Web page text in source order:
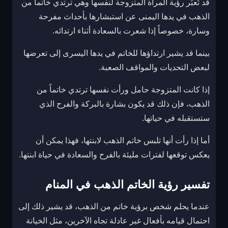
قد تُعبِّر رؤية المرأة المتزوجة لنفسها وهي ترتدي خاتماً من
الذهب في يدها اليمنى عن استبشارها بأحداث مفرحة
وسارة، خصوصاً إذا شعرت بالسعادة أثناء ارتدائه.
بينما قد يشير ارتداؤها للخاتم في يدها اليسرى إلى تعرضها
لبعض التحديات والمواقف الصعبة.
إذا كانت المتزوجة حامل ورأت نفسها ترتدي خاتماً من
الذهب، فإن ذلك قد يكون بشارة بالبركة والفرح الذي
ستستقبله في حياتها.
أما إذا رأت أنها تلبس خاتم الذهب لابنتها، فهذا يمكن أن
يعكس توقعها لفترات مليئة بالفرح والسعادة في حياة ابنتها.
تفسير رؤية الخاتم الذهب في المنام
عندما يحلم شخص برؤية خاتم من الذهب، قد يشير ذلك إلى
احتمال قيامه بأفعال غير عادلة تجاه الآخرين، مثل الخيانة